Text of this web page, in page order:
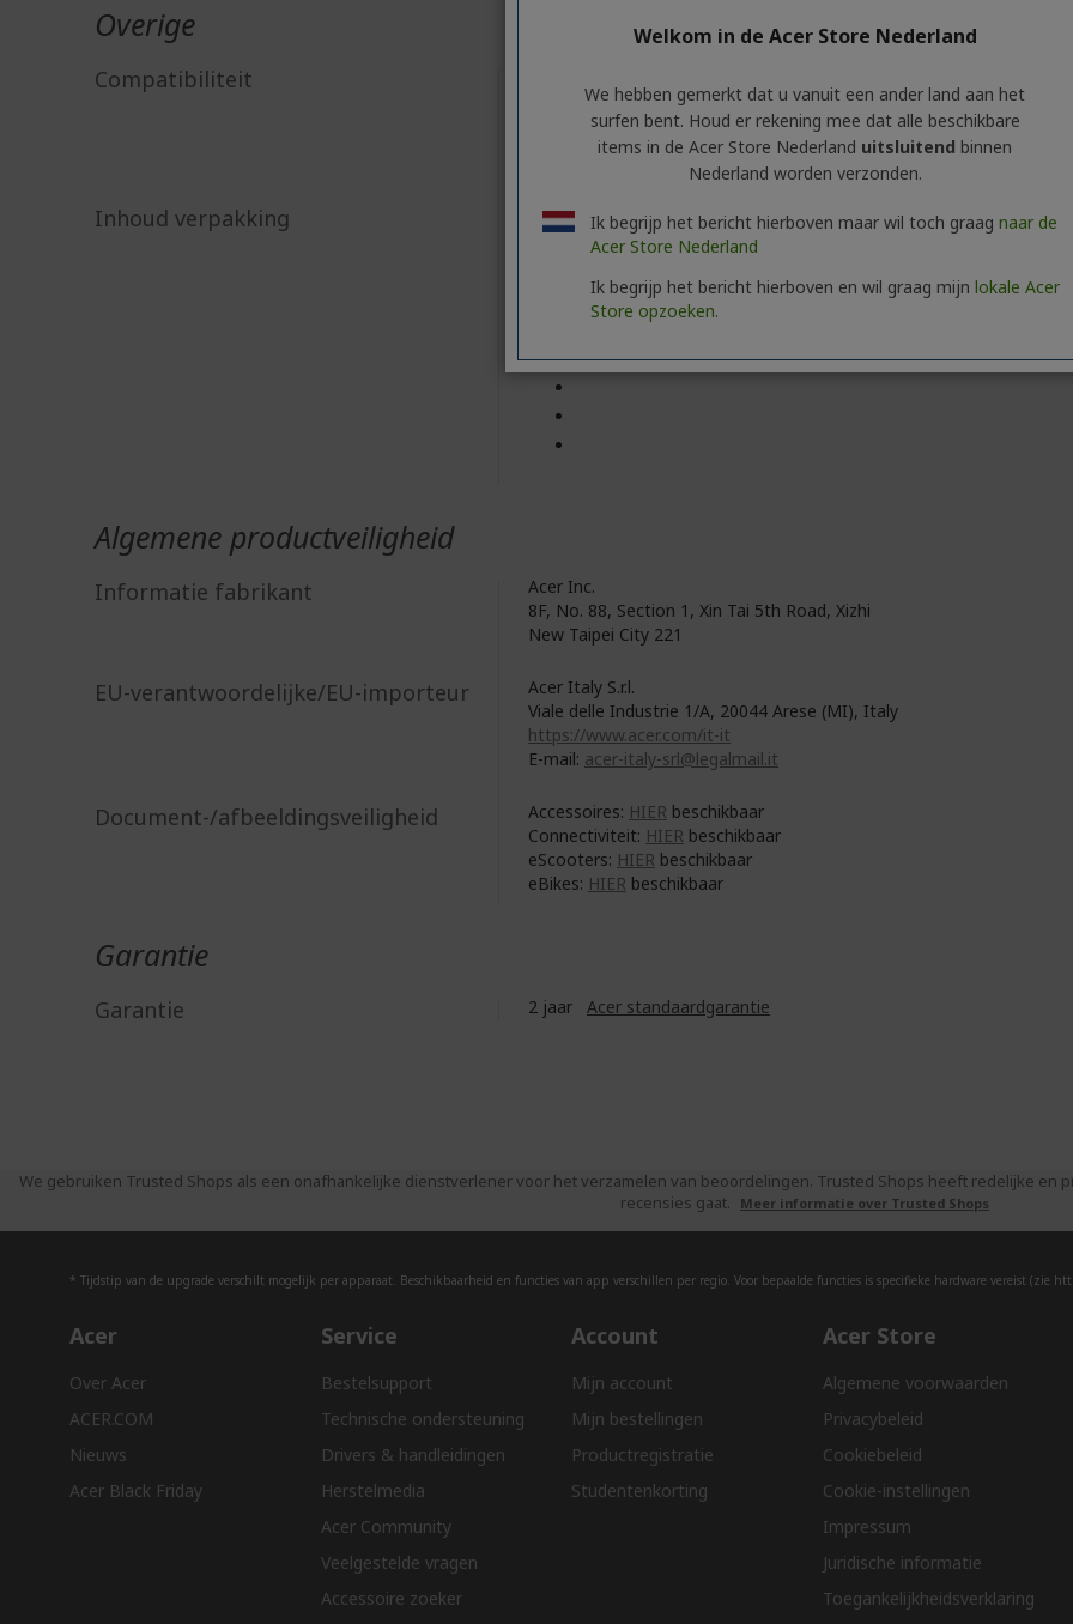
Overige
Compatibiliteit Besturingssysteem Windows® 7 of hoger, of Mac OS® X 10.9
USB-C- of USB 3.0-poort (vereist voor USB 3.0-
poorten met USB 2.0- overdrachtssnelheden)
Inhoud verpakking
Seagate® Fast SSD draagbare schijf
Seagate-toolkit: software voor back-ups en mirroring
Type-C-naar-Type-A-USB-3.0-kabel (18 inch)
Snelstartgids
Algemene productveiligheid
Informatie fabrikant
Acer Inc.
8F, No. 88, Section 1, Xin Tai 5th Road, Xizhi
New Taipei City 221
EU-verantwoordelijke/EU-importeur
Acer Italy S.r.l.
Viale delle Industrie 1/A, 20044 Arese (MI), Italy
https://www.acer.com/it-it
E-mail: acer-italy-srl@legalmail.it
Document-/afbeeldingsveiligheid Accessoires: HIER beschikbaar
Connectiviteit: HIER beschikbaar
eScooters: HIER beschikbaar
eBikes: HIER beschikbaar
Garantie
Garantie 2 jaar Acer standaardgarantie
We gebruiken Trusted Shops als een onafhankelijke dienstverlener voor het verzamelen van beoordelingen. Trusted Shops heeft redelijke en
recensies gaat.
Meer informatie over Trusted Shops
* Tijdstip van de upgrade verschilt mogelijk per apparaat. Beschikbaarheid en functies van app verschillen per regio. Voor bepaalde functies is specifieke hardware vereist (zie
Acer
Over Acer
ACER.COM
Nieuws
Acer Black Friday
Service
Bestelsupport
Technische ondersteuning
Drivers & handleidingen
Herstelmedia
Acer Community
Veelgestelde vragen
Accessoire zoeker
Account
Mijn account
Mijn bestellingen
Productregistratie
Studentenkorting
Acer Store
Algemene voorwaarden
Privacybeleid
Cookiebeleid
Cookie-instellingen
Impressum
Juridische informatie
Toegankelijkheidsverklaring
Welkom in de Acer Store Nederland
We hebben gemerkt dat u vanuit een ander land aan het
surfen bent. Houd er rekening mee dat alle beschikbare
items in de Acer Store Nederland uitsluitend binnen
Nederland worden verzonden.
Ik begrijp het bericht hierboven maar wil toch graag naar de
Acer Store Nederland
Ik begrijp het bericht hierboven en wil graag mijn lokale Acer
Store opzoeken.